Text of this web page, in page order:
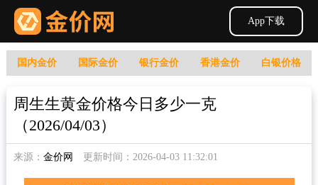
App下载
国内金价 国际金价 银行金价 香港金价 白银价格
周生生黄金价格今日多少一克
（2026/04/03）
来源： 金价网 更新时间：2026-04-03 11:32:01